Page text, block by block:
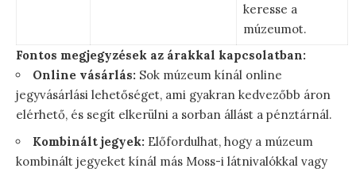
keresse a
múzeumot.
Fontos megjegyzések az árakkal kapcsolatban:
Online vásárlás: Sok múzeum kínál online
jegyvásárlási lehetőséget, ami gyakran kedvezőbb áron
elérhető, és segít elkerülni a sorban állást a pénztárnál.
Kombinált jegyek: Előfordulhat, hogy a múzeum
kombinált jegyeket kínál más Moss-i látnivalókkal vagy